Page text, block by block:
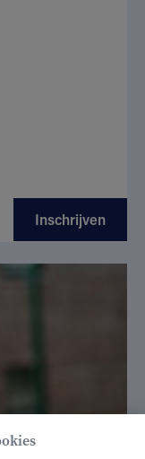
Inschrijven